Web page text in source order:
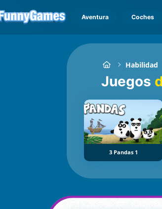
Aventura Coches
Habilidad
Juegos
3 Pandas 1